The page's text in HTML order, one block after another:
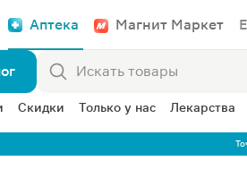
Аптека Магнит Маркет
Скидки Только у нас Лекарства